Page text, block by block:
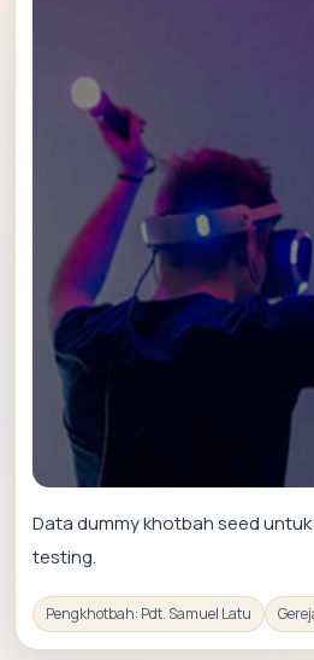
Data dummy khotbah seed
testing.
Pengkhotbah: Pdt. Samuel Latu